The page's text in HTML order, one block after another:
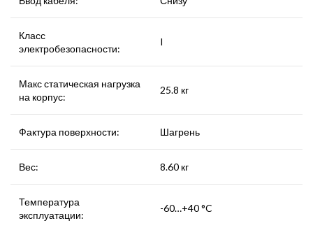
Класс
электробезопасности:
I
Макс статическая нагрузка
на корпус:
25.8 кг
Фактура поверхности: Шагрень
Вес: 8.60 кг
Температура
эксплуатации:
-60…+40 °C